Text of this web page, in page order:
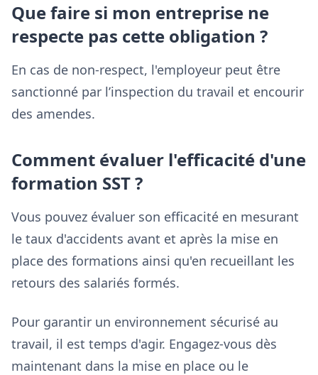
Que faire si mon entreprise ne
respecte pas cette obligation ?
En cas de non-respect, l'employeur peut être
sanctionné par l’inspection du travail et encourir
des amendes.
Comment évaluer l'efficacité d'une
formation SST ?
Vous pouvez évaluer son efficacité en mesurant
le taux d'accidents avant et après la mise en
place des formations ainsi qu'en recueillant les
retours des salariés formés.
Pour garantir un environnement sécurisé au
travail, il est temps d'agir. Engagez-vous dès
maintenant dans la mise en place ou le